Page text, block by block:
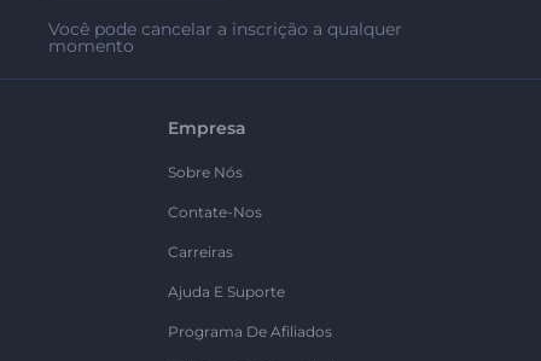
Você pode cancelar a inscrição a qualquer
momento
Empresa
Sobre Nós
Contate-Nos
Carreiras
Ajuda E Suporte
Programa De Afiliados